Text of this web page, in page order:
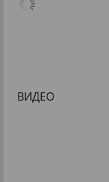
ВИДЕО